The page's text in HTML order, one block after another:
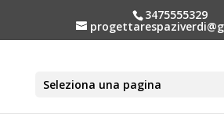
3475555329
Seleziona una pagina